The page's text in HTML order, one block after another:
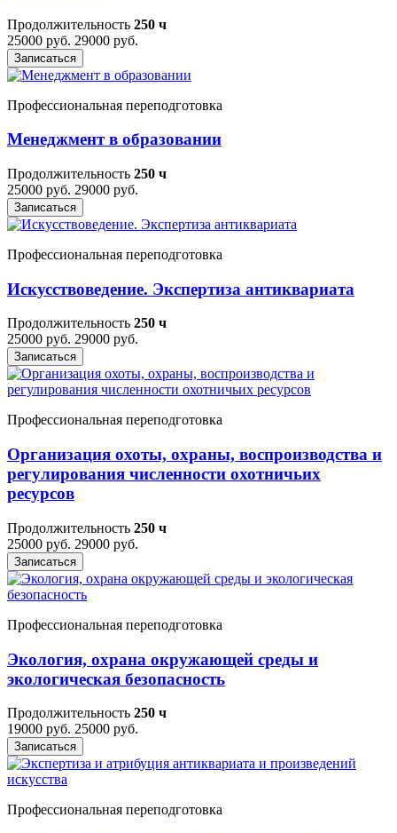
Продолжительность 250 ч
25000 руб. 29000 руб.
Записаться
Профессиональная переподготовка
Менеджмент в образовании
Продолжительность 250 ч
25000 руб. 29000 руб.
Записаться
Профессиональная переподготовка
Искусствоведение. Экспертиза антиквариата
Продолжительность 250 ч
25000 руб. 29000 руб.
Записаться
Профессиональная переподготовка
Организация охоты, охраны, воспроизводства и
регулирования численности охотничьих
ресурсов
Продолжительность 250 ч
25000 руб. 29000 руб.
Записаться
Профессиональная переподготовка
Экология, охрана окружающей среды и
экологическая безопасность
Продолжительность 250 ч
19000 руб. 25000 руб.
Записаться
Профессиональная переподготовка